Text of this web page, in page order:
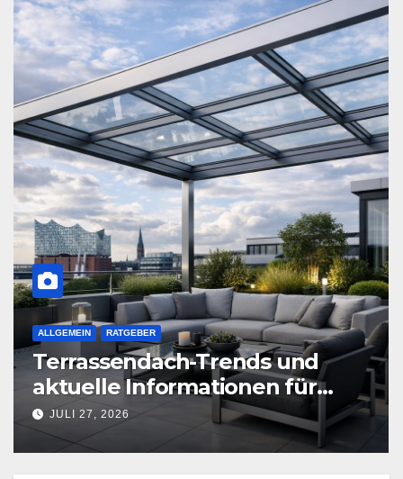
ALLGEMEIN RATGEBER
Terrassendach-Trends und
aktuelle Informationen für
Hamburg
JULI 27, 2026